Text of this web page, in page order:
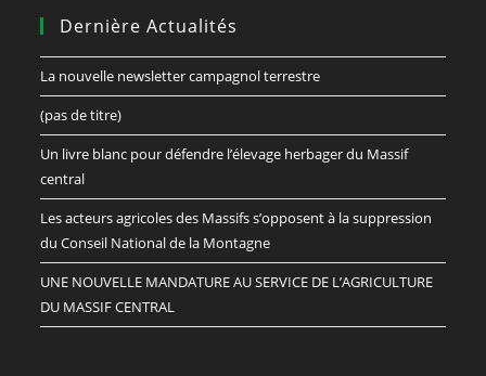
Dernière Actualités
La nouvelle newsletter campagnol terrestre
(pas de titre)
Un livre blanc pour défendre l’élevage herbager du Massif
central
Les acteurs agricoles des Massifs s’opposent à la suppression
du Conseil National de la Montagne
UNE NOUVELLE MANDATURE AU SERVICE DE L’AGRICULTURE
DU MASSIF CENTRAL